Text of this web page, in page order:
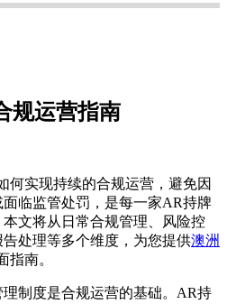
规运营指南
何实现持续的合规运营，避免因
临监管处罚，是每一家AR持牌
文将从日常合规管理、风险控
处理等多个维度，为您提供澳洲
指南。
制度是合规运营的基础。AR持